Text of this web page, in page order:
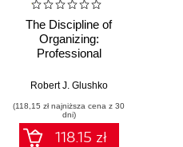
The Discipline of
Organizing:
Professional
Robert J. Glushko
(118,15 zł najniższa cena z 30
dni)
118.15 zł